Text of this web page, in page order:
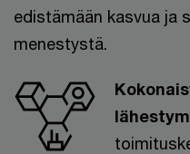
edistämään kasvua ja
menestystä.